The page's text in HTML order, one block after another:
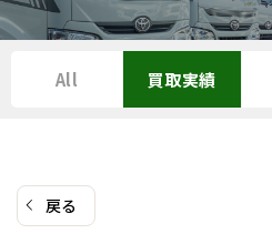
ッ
プ
All 買取実績
戻る